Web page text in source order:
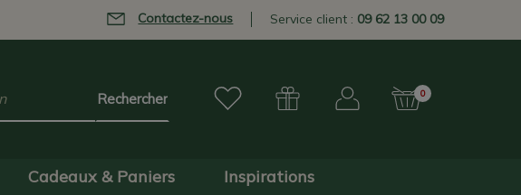
Contactez-nous Service client : 09 62 13 00 09
0
Cadeaux & Paniers Inspirations